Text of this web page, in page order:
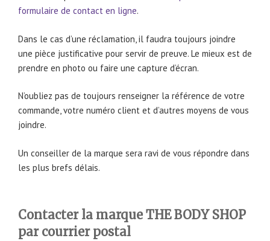
formulaire de contact en ligne.
Dans le cas d’une réclamation, il faudra toujours joindre
une pièce justificative pour servir de preuve. Le mieux est de
prendre en photo ou faire une capture d’écran.
N’oubliez pas de toujours renseigner la référence de votre
commande, votre numéro client et d’autres moyens de vous
joindre.
Un conseiller de la marque sera ravi de vous répondre dans
les plus brefs délais.
Contacter la marque THE BODY SHOP
par courrier postal